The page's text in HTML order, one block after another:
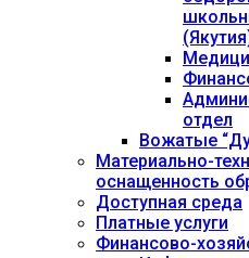
отдел
Вожатые
Материально-
оснащенность
Доступная среда
Платные услуги
Финансово-